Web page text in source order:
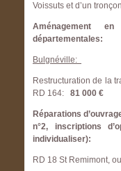
Voissuts et d’un
Aménagement
départementales:
Bulgnéville:
Restructuration de la
RD 164: 81 000 €
Réparations
n°2, inscriptions
individualiser):
RD 18 St Remimont,